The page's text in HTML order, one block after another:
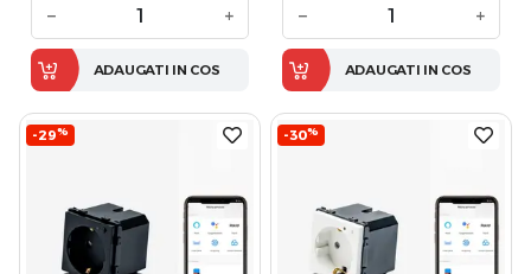
− +
ADAUGATI IN COS
− +
ADAUGATI IN COS
-29% -30%